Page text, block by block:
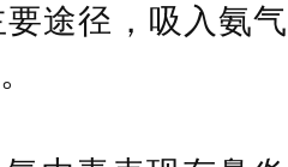
要途径，吸入氨